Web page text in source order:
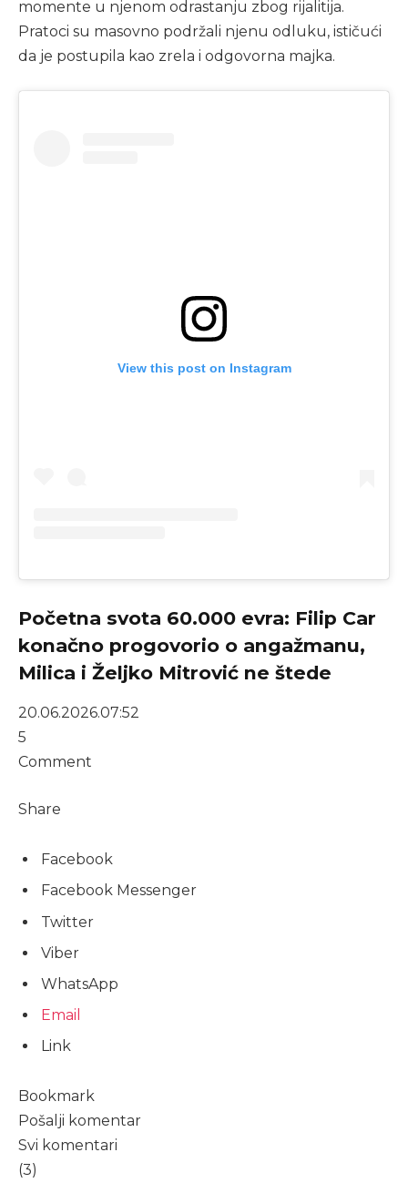
momente u njenom odrastanju zbog rijalitija.
Pratoci su masovno podržali njenu odluku, ističući
da je postupila kao zrela i odgovorna majka.
View this post on Instagram
Početna svota 60.000 evra: Filip Car
konačno progovorio o angažmanu,
Milica i Željko Mitrović ne štede
20.06.2026.07:52
5
Comment
Share
Facebook
Facebook Messenger
Twitter
Viber
WhatsApp
Email
Link
Bookmark
Pošalji komentar
Svi komentari
(3)